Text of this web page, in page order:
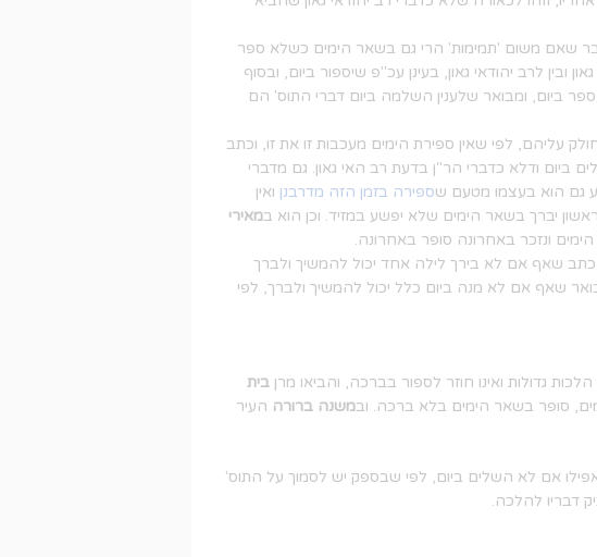
שאם משום 'תמימות' הרי גם בשאר הימים כשלא ספר
ובין לרב יהודאי גאון, בעינן עכ"פ שיספור ביום, ובסוף
ביום, ומבואר שלענין השלמה ביום דברי התוס' הם
עליהם, לפי שאין ספירת הימים מעכבות זו את זו, וכתב
ודלא כדברי הר"ן בדעת רב האי גאון. גם מדברי
גם הוא בעצמו מטעם שספירה בזמן הזה מדרבנן ואין
יברך בשאר הימים שלא יפשע במזיד. וכן הוא במאירי
ונזכר באחרונה סופר באחרונה.
כתב שאף אם לא בירך לילה אחד יכול להמשיך ולברך
שאף אם לא מנה ביום כלל יכול להמשיך ולברך, לפי
גדולות ואינו חוזר לספור בברכה, והביאו מרן בית
סופר בשאר הימים בלא ברכה. ובמשנה ברורה העיר
אם לא השלים ביום, לפי שבספק יש לסמוך על התוס'
דבריו להלכה.